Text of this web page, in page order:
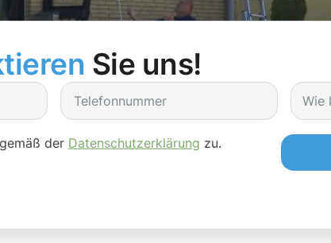
Sie uns!
der Datenschutzerklärung zu.